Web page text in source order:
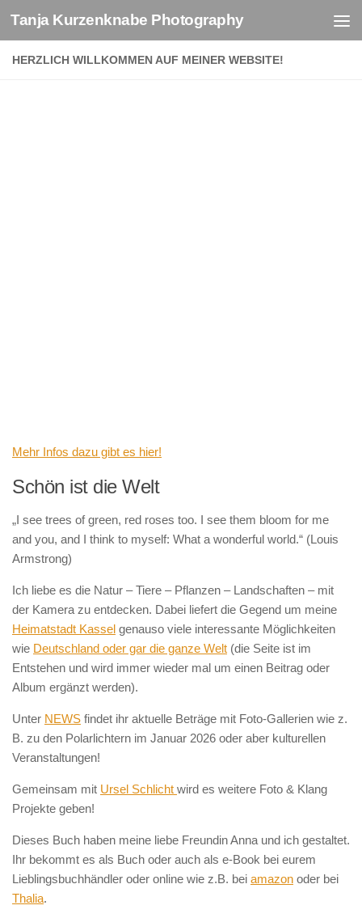
Zum Inhalt springen
Tanja Kurzenknabe Photography
HERZLICH WILLKOMMEN AUF MEINER WEBSITE!
Mehr Infos dazu gibt es hier!
Schön ist die Welt
„I see trees of green, red roses too. I see them bloom for me
and you, and I think to myself: What a wonderful world.“ (Louis
Armstrong)
Ich liebe es die Natur – Tiere – Pflanzen – Landschaften – mit
der Kamera zu entdecken. Dabei liefert die Gegend um meine
Heimatstadt Kassel genauso viele interessante Möglichkeiten
wie Deutschland oder gar die ganze Welt (die Seite ist im
Entstehen und wird immer wieder mal um einen Beitrag oder
Album ergänzt werden).
Unter NEWS findet ihr aktuelle Beträge mit Foto-Gallerien wie z.
B. zu den Polarlichtern im Januar 2026 oder aber kulturellen
Veranstaltungen!
Gemeinsam mit Ursel Schlicht wird es weitere Foto & Klang
Projekte geben!
Dieses Buch haben meine liebe Freundin Anna und ich gestaltet.
Ihr bekommt es als Buch oder auch als e-Book bei eurem
Lieblingsbuchhändler oder online wie z.B. bei amazon oder bei
Thalia.